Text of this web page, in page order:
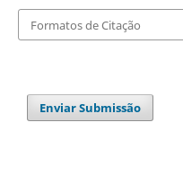
Formatos de Citação
Enviar Submissão